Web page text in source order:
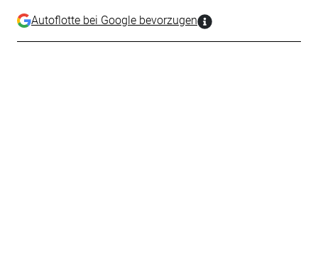
Autoflotte bei Google bevorzugen